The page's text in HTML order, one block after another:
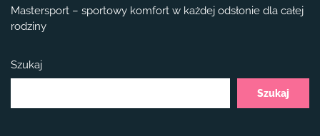
Mastersport – sportowy komfort w każdej odsłonie dla całej
rodziny
Szukaj
Szukaj